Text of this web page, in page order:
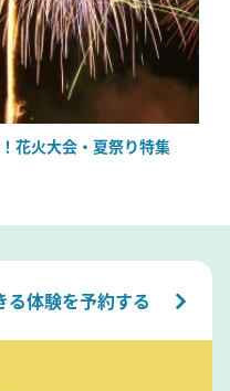
花火大会・夏祭り特集
る体験を予約する